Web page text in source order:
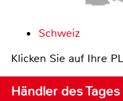
Schweiz
Klicken Sie auf Ihre
Händler des Tages